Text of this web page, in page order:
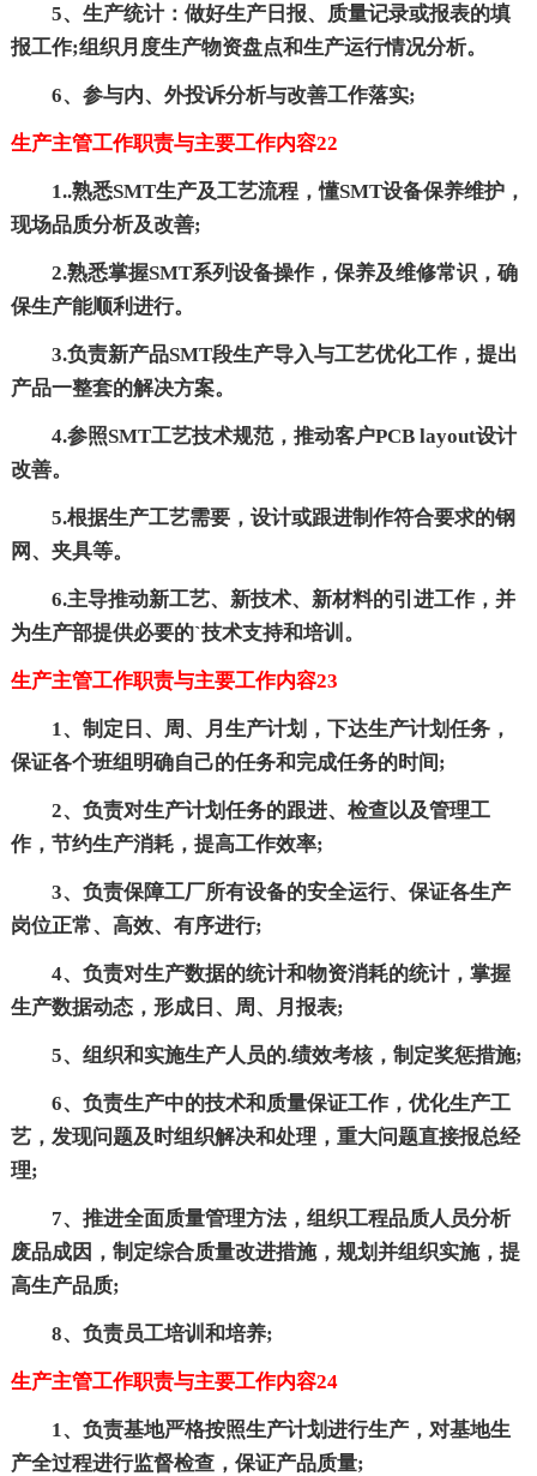
5、生产统计：做好生产日报、质量记录或报表的填
报工作;组织月度生产物资盘点和生产运行情况分析。
6、参与内、外投诉分析与改善工作落实;
生产主管工作职责与主要工作内容22
1..熟悉SMT生产及工艺流程，懂SMT设备保养维护，
现场品质分析及改善;
2.熟悉掌握SMT系列设备操作，保养及维修常识，确
保生产能顺利进行。
3.负责新产品SMT段生产导入与工艺优化工作，提出
产品一整套的解决方案。
4.参照SMT工艺技术规范，推动客户PCB layout设计
改善。
5.根据生产工艺需要，设计或跟进制作符合要求的钢
网、夹具等。
6.主导推动新工艺、新技术、新材料的引进工作，并
为生产部提供必要的`技术支持和培训。
生产主管工作职责与主要工作内容23
1、制定日、周、月生产计划，下达生产计划任务，
保证各个班组明确自己的任务和完成任务的时间;
2、负责对生产计划任务的跟进、检查以及管理工
作，节约生产消耗，提高工作效率;
3、负责保障工厂所有设备的安全运行、保证各生产
岗位正常、高效、有序进行;
4、负责对生产数据的统计和物资消耗的统计，掌握
生产数据动态，形成日、周、月报表;
5、组织和实施生产人员的.绩效考核，制定奖惩措施;
6、负责生产中的技术和质量保证工作，优化生产工
艺，发现问题及时组织解决和处理，重大问题直接报总经
理;
7、推进全面质量管理方法，组织工程品质人员分析
废品成因，制定综合质量改进措施，规划并组织实施，提
高生产品质;
8、负责员工培训和培养;
生产主管工作职责与主要工作内容24
1、负责基地严格按照生产计划进行生产，对基地生
产全过程进行监督检查，保证产品质量;